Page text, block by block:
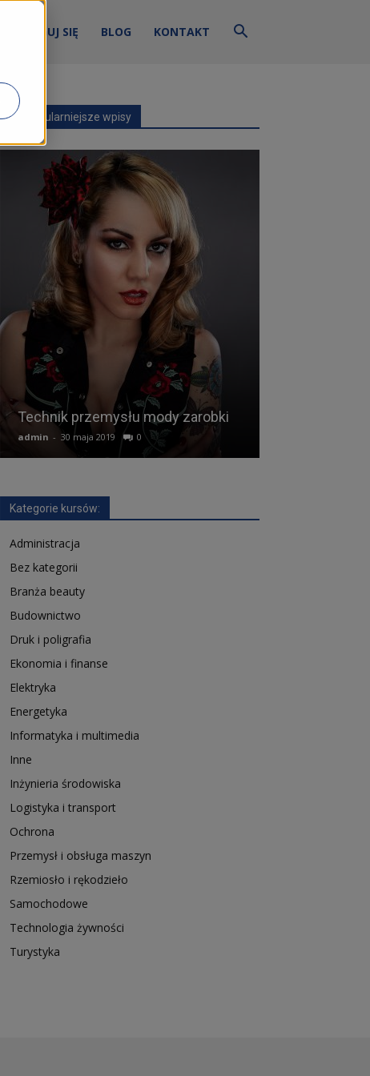
ZALOGUJ SIĘ BLOG KONTAKT
Najpopularniejsze wpisy
Technik przemysłu mody zarobki
admin - 30 maja 2019 0
Kategorie kursów:
Administracja
Bez kategorii
Branża beauty
Budownictwo
Druk i poligrafia
Ekonomia i finanse
Elektryka
Energetyka
Informatyka i multimedia
Inne
Inżynieria środowiska
Logistyka i transport
Ochrona
Przemysł i obsługa maszyn
Rzemiosło i rękodzieło
Samochodowe
Technologia żywności
Turystyka